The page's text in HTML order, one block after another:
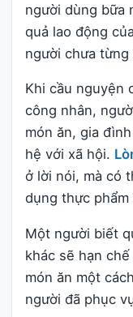
người dùng bữa
quả lao động
người chưa từng
Khi cầu nguyện
công nhân,
món ăn, gia
hệ với xã hội.
ở lời nói, mà có
dụng thực
Một người biết
khác sẽ hạn
món ăn một
người đã phục